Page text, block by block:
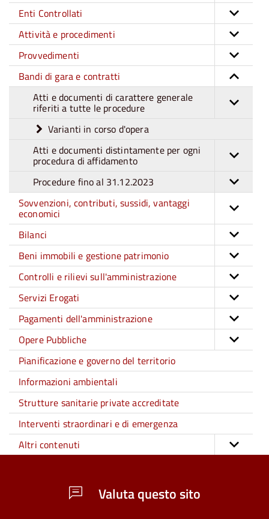
Enti Controllati
Attività e procedimenti
Provvedimenti
Bandi di gara e contratti
Atti e documenti di carattere generale
riferiti a tutte le procedure
Varianti in corso d'opera
Atti e documenti distintamente per ogni
procedura di affidamento
Procedure fino al 31.12.2023
Sovvenzioni, contributi, sussidi, vantaggi
economici
Bilanci
Beni immobili e gestione patrimonio
Controlli e rilievi sull'amministrazione
Servizi Erogati
Pagamenti dell'amministrazione
Opere Pubbliche
Pianificazione e governo del territorio
Informazioni ambientali
Strutture sanitarie private accreditate
Interventi straordinari e di emergenza
Altri contenuti
Valuta questo sito